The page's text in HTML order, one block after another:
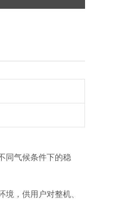
同气候条件下的稳
，供用户对整机、